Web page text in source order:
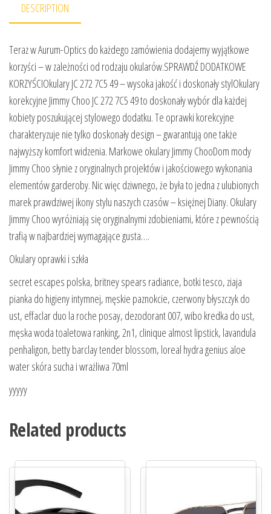
DESCRIPTION
Teraz w Aurum-Optics do każdego zamówienia dodajemy wyjątkowe
korzyści – w zależności od rodzaju okularów.SPRAWDŹ DODATKOWE
KORZYŚCIOkulary JC 272 7C5 49 – wysoka jakość i doskonały stylOkulary
korekcyjne Jimmy Choo JC 272 7C5 49 to doskonały wybór dla każdej
kobiety poszukującej stylowego dodatku. Te oprawki korekcyjne
charakteryzuje nie tylko doskonały design – gwarantują one także
najwyższy komfort widzenia. Markowe okulary Jimmy ChooDom mody
Jimmy Choo słynie z oryginalnych projektów i jakościowego wykonania
elementów garderoby. Nic więc dziwnego, że była to jedna z ulubionych
marek prawdziwej ikony stylu naszych czasów – księżnej Diany. Okulary
Jimmy Choo wyróżniają się oryginalnymi zdobieniami, które z pewnością
trafią w najbardziej wymagające gusta….
Okulary oprawki i szkła
secret escapes polska, britney spears radiance, botki tesco, ziaja
pianka do higieny intymnej, męskie paznokcie, czerwony błyszczyk do
ust, effaclar duo la roche posay, dezodorant 007, wibo kredka do ust,
męska woda toaletowa ranking, 2n1, clinique almost lipstick, lavandula
penhaligon, betty barclay tender blossom, loreal hydra genius aloe
water skóra sucha i wrażliwa 70ml
yyyyy
Related products